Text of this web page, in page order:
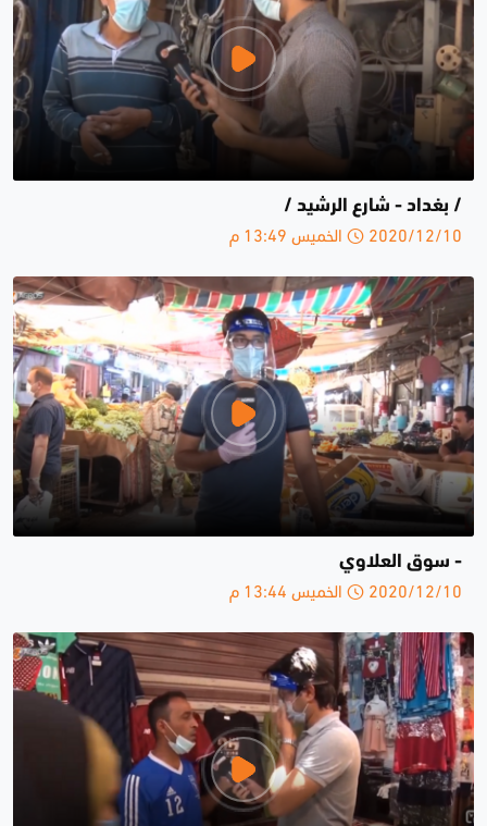
/ بغداد - شارع الرشيد /
2020/12/10 الخميس 13:49 م
- سوق العلاوي
2020/12/10 الخميس 13:44 م